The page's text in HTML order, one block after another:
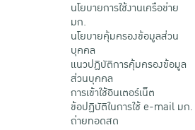
นโยบายการใช้งานเครือข่าย
มก.
นโยบายคุ้มครองข้อมูลส่วน
บุคคล
แนวปฏิบัติการคุ้มครองข้อมูล
ส่วนบุคคล
การเข้าใช้อินเตอร์เน็ต
ข้อปฏิบัติในการใช้ e-mail มก.
ถ่ายทอดสด